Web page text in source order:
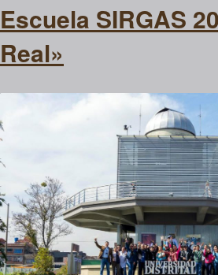
Escuela SIRGAS
Real»